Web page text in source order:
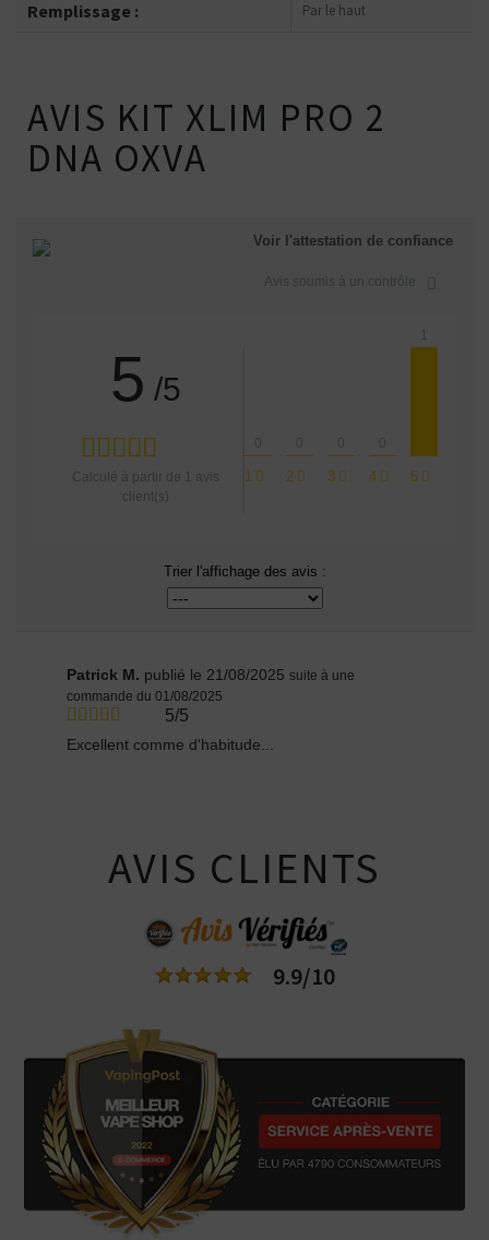
Remplissage : Par le haut
AVIS KIT XLIM PRO 2
DNA OXVA
Voir l'attestation de confiance
Avis soumis à un contrôle
5 /5
Calculé à partir de 1 avis
client(s)
1
0
2
0
3
0
4
0
5
1
Trier l'affichage des avis :
Patrick M. publié le 21/08/2025 suite à une
commande du 01/08/2025
5/5
Excellent comme d'habitude...
AVIS CLIENTS
9.9/10